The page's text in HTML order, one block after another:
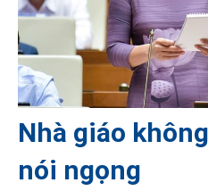
Nhà giáo
nói ngọng